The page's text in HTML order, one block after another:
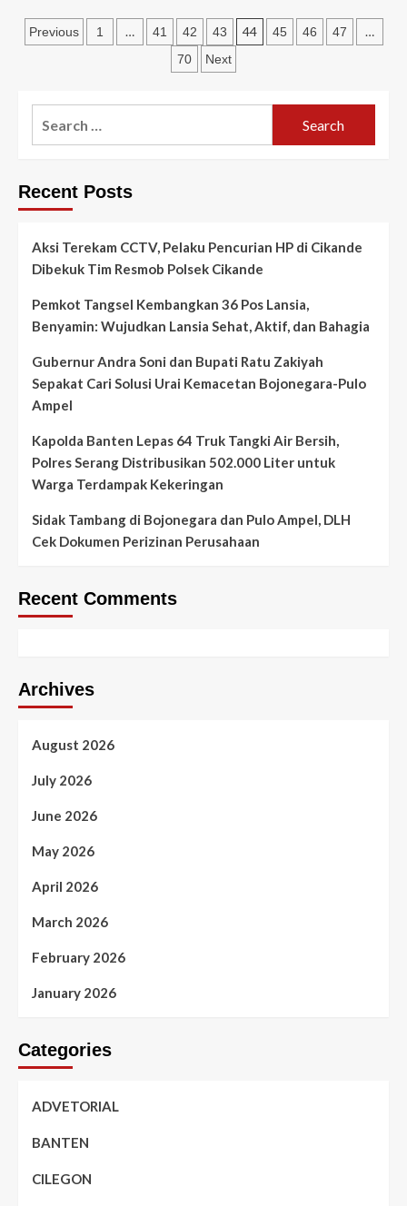
Pemerintah
Hari
Pers,
Tumpeng
Wartawan
yang
Posts
Previous 1 … 41 42 43 44 45 46 47 …
70 Next
Recent Posts
Aksi Terekam CCTV, Pelaku Pencurian HP di Cikande
Dibekuk Tim Resmob Polsek Cikande
Pemkot Tangsel Kembangkan 36 Pos Lansia,
Benyamin: Wujudkan Lansia Sehat, Aktif, dan Bahagia
Gubernur Andra Soni dan Bupati Ratu Zakiyah
Sepakat Cari Solusi Urai Kemacetan Bojonegara-Pulo
Ampel
Kapolda Banten Lepas 64 Truk Tangki Air Bersih,
Polres Serang Distribusikan 502.000 Liter untuk
Warga Terdampak Kekeringan
Sidak Tambang di Bojonegara dan Pulo Ampel, DLH
Cek Dokumen Perizinan Perusahaan
Recent Comments
Archives
August 2026
July 2026
June 2026
May 2026
April 2026
March 2026
February 2026
January 2026
Categories
ADVETORIAL
BANTEN
CILEGON